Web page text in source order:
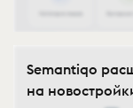
Semantiqo
на